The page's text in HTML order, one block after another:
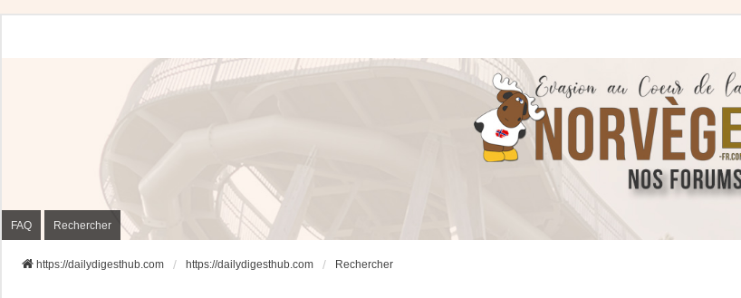
FAQ Rechercher
https://dailydigesthub.com https://dailydigesthub.com Rechercher